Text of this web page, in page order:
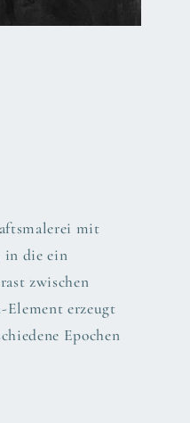
mit
in die ein
zwischen
erzeugt
Epochen